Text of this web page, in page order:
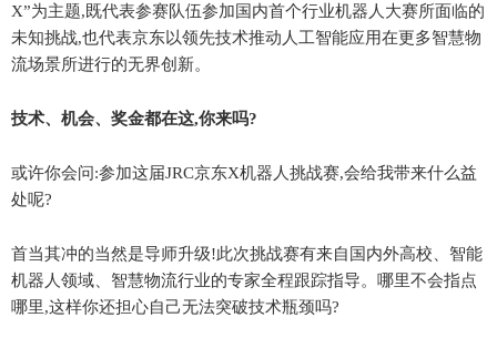
X”为主题,既代表参赛队伍参加国内首个行业机器人大赛所面临的
未知挑战,也代表京东以领先技术推动人工智能应用在更多智慧物
流场景所进行的无界创新。
技术、机会、奖金都在这,你来吗?
或许你会问:参加这届JRC京东X机器人挑战赛,会给我带来什么益
处呢?
首当其冲的当然是导师升级!此次挑战赛有来自国内外高校、智能
机器人领域、智慧物流行业的专家全程跟踪指导。哪里不会指点
哪里,这样你还担心自己无法突破技术瓶颈吗?